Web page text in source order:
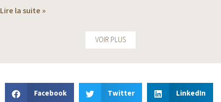
Lire la suite »
VOIR PLUS
Facebook Twitter LinkedIn